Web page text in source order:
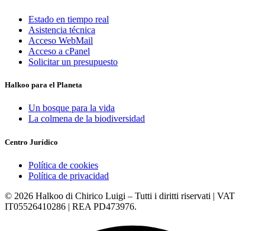
Estado en tiempo real
Asistencia técnica
Acceso WebMail
Acceso a cPanel
Solicitar un presupuesto
Halkoo para el Planeta
Un bosque para la vida
La colmena de la biodiversidad
Centro Jurídico
Política de cookies
Política de privacidad
© 2026 Halkoo di Chirico Luigi – Tutti i diritti riservati | VAT
IT05526410286 | REA PD473976.